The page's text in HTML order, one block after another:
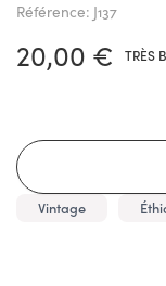
Référence: J137
20,00 € TRÈS
Vintage